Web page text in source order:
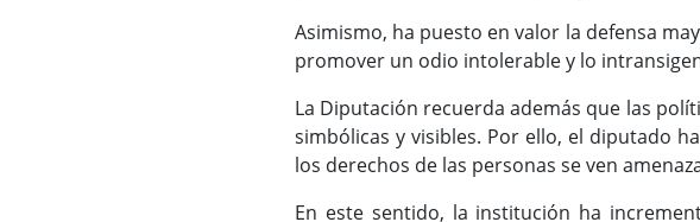
Asimismo, ha puesto en valor la defensa
promover un odio intolerable y lo
La Diputación recuerda además que las
simbólicas y visibles. Por ello, el diputado
los derechos de las personas se ven
En este sentido, la institución ha